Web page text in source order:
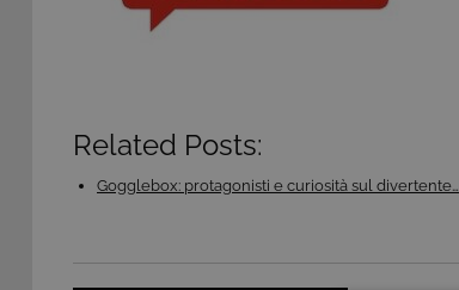
Related Posts:
Gogglebox: protagonisti e curiosità sul divertente…